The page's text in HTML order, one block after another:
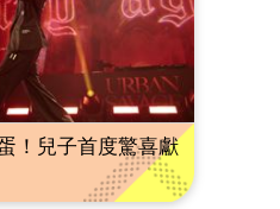
！兒子首度驚喜獻